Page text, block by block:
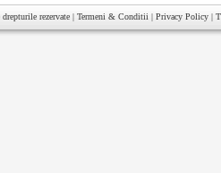
drepturile rezervate | Termeni & Conditii | Privacy Policy |